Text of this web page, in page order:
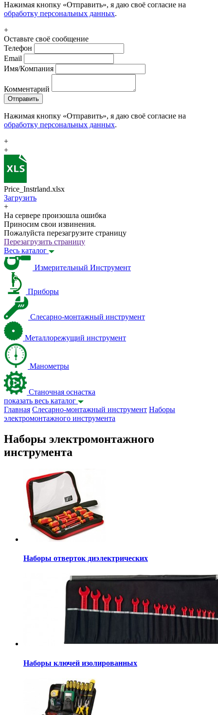
Нажимая кнопку «Отправить», я даю своё согласие на
обработку персональных данных.
+
Оставьте своё сообщение
Телефон
Email
Имя/Компания
Комментарий
Отправить
Нажимая кнопку «Отправить», я даю своё согласие на
обработку персональных данных.
+
+
Price_Instrland.xlsx
Загрузить
+
На сервере произошла ошибка
Приносим свои извинения.
Пожалуйста перезагрузите страницу
Перезагрузить страницу
Весь каталог
Измерительный Инструмент
Приборы
Слесарно-монтажный инструмент
Металлорежущий инструмент
Манометры
Станочная оснастка
показать весь каталог
Главная Слесарно-монтажный инструмент Наборы
электромонтажного инструмента
Наборы электромонтажного
инструмента
Наборы отверток диэлектрических
Наборы ключей изолированных